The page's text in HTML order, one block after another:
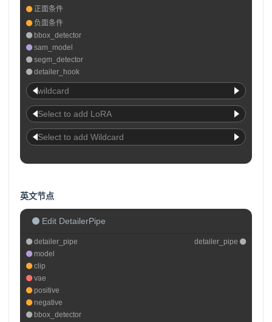
正面条件
负面条件
bbox_detector
sam_model
segm_detector
detailer_hook
wildcard
Select to add LoRA
Select to add Wildcard
英文节点
Edit DetailerPipe
detailer_pipe
model
clip
vae
positive
negative
bbox_detector
detailer_pipe